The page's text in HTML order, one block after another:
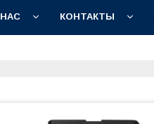
КОНТАКТЫ